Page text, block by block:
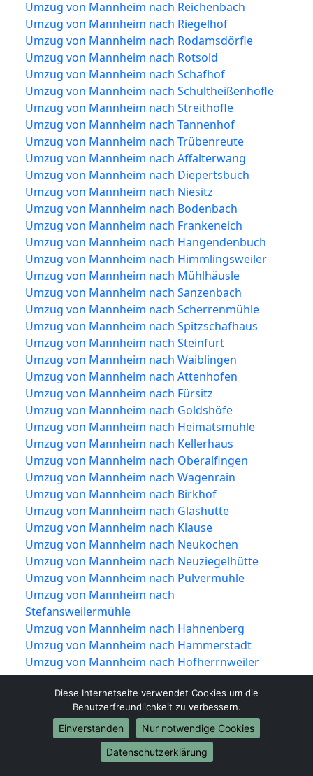
Umzug von Mannheim nach Reichenbach
Umzug von Mannheim nach Riegelhof
Umzug von Mannheim nach Rodamsdörfle
Umzug von Mannheim nach Rotsold
Umzug von Mannheim nach Schafhof
Umzug von Mannheim nach Schultheißenhöfle
Umzug von Mannheim nach Streithöfle
Umzug von Mannheim nach Tannenhof
Umzug von Mannheim nach Trübenreute
Umzug von Mannheim nach Affalterwang
Umzug von Mannheim nach Diepertsbuch
Umzug von Mannheim nach Niesitz
Umzug von Mannheim nach Bodenbach
Umzug von Mannheim nach Frankeneich
Umzug von Mannheim nach Hangendenbuch
Umzug von Mannheim nach Himmlingsweiler
Umzug von Mannheim nach Mühlhäusle
Umzug von Mannheim nach Sanzenbach
Umzug von Mannheim nach Scherrenmühle
Umzug von Mannheim nach Spitzschafhaus
Umzug von Mannheim nach Steinfurt
Umzug von Mannheim nach Waiblingen
Umzug von Mannheim nach Attenhofen
Umzug von Mannheim nach Fürsitz
Umzug von Mannheim nach Goldshöfe
Umzug von Mannheim nach Heimatsmühle
Umzug von Mannheim nach Kellerhaus
Umzug von Mannheim nach Oberalfingen
Umzug von Mannheim nach Wagenrain
Umzug von Mannheim nach Birkhof
Umzug von Mannheim nach Glashütte
Umzug von Mannheim nach Klause
Umzug von Mannheim nach Neukochen
Umzug von Mannheim nach Neuziegelhütte
Umzug von Mannheim nach Pulvermühle
Umzug von Mannheim nach
Stefansweilermühle
Umzug von Mannheim nach Hahnenberg
Umzug von Mannheim nach Hammerstadt
Umzug von Mannheim nach Hofherrnweiler
Umzug von Mannheim nach Lauchhof
Umzug von Mannheim nach Mädle
Umzug von Mannheim nach Mantelhof
Umzug von Mannheim nach Neßlau
Umzug von Mannheim nach Oberrombach
Umzug von Mannheim nach Pompelhof
Diese Internetseite verwendet Cookies um die
Benutzerfreundlichkeit zu verbessern.
Einverstanden
Nur notwendige Cookies
Datenschutzerklärung